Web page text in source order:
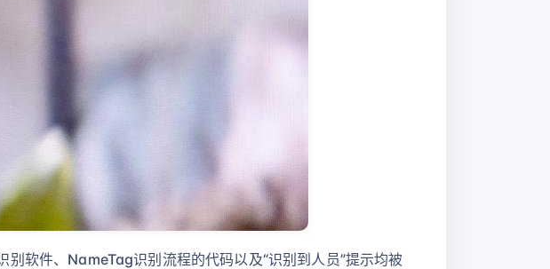
软件、NameTag识别流程的代码以及“识别到人员”提示均被